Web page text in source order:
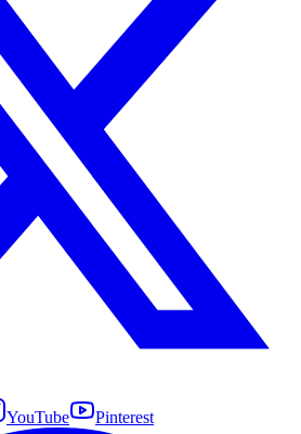
YouTube Pinterest